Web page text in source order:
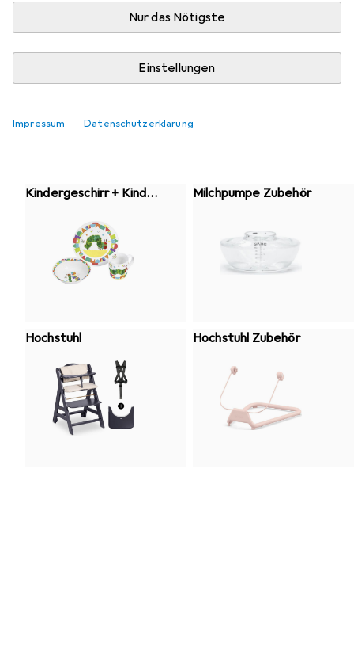
Nur das Nötigste
Einstellungen
Impressum Datenschutzerklärung
Die besten günstigen Sterilisatoren
Kindergeschirr + Kinder
Milchpumpe Zubehör
Hochstuhl Hochstuhl Zubehör